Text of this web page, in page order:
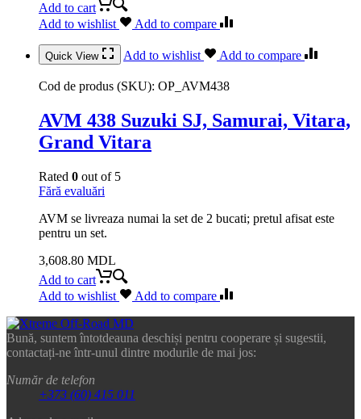
Add to cart
Add to wishlist
Add to compare
Quick View Add to wishlist Add to compare
Cod de produs (SKU): OP_AVM438
AVM 438 Suzuki SJ, Samurai, Vitara,
Grand Vitara
Rated 0 out of 5
Fără evaluări
AVM se livreaza numai la set de 2 bucati; pretul afisat este
pentru un set.
3,608.80 MDL
Add to cart
Add to wishlist
Add to compare
Bună, suntem întotdeauna deschiși pentru cooperare și sugestii,
contactați-ne într-unul dintre modurile de mai jos:
Număr de telefon
+373 (60) 415 011